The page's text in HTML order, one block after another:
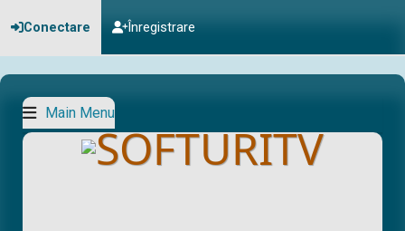
Conectare Înregistrare
Main Menu